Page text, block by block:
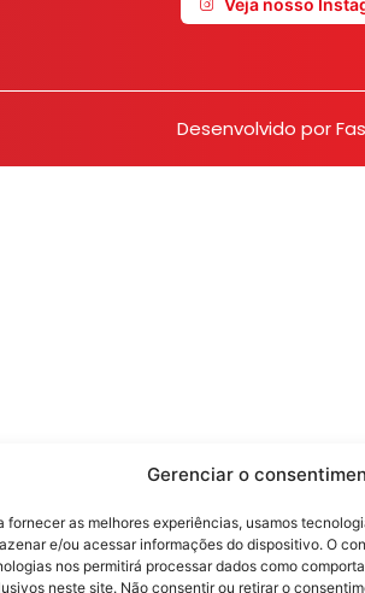
Gerenciar o
fornecer as melhores experiências, usamos
e/ou acessar informações do dispositivo. O
nos permitirá processar dados como
neste site. Não consentir ou retirar o
Veja nosso
Desenvolvido por